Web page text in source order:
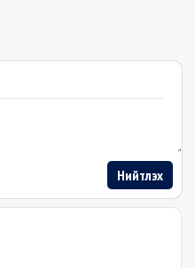
Нийтлэх